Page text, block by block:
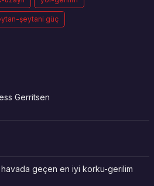
şeytani güç
Gerritsen
geçen en iyi korku-gerilim